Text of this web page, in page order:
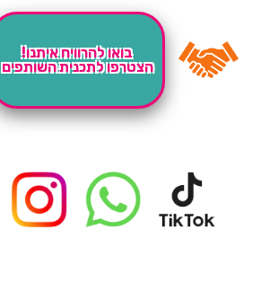
בואו להרוויח איתנו!
הצטרפו לתכנית השותפים